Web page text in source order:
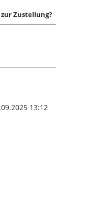
zur Zustellung?
Sie die
13:12